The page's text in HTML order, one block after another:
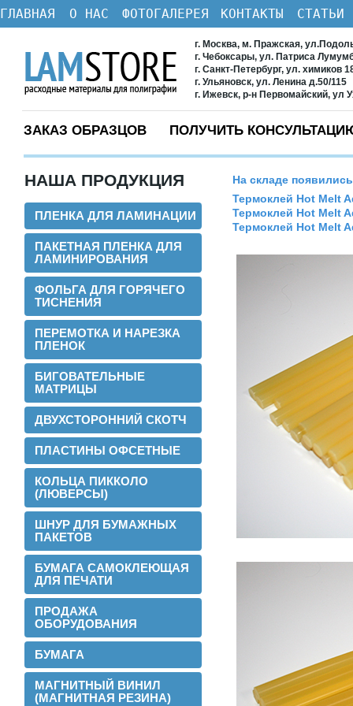
ГЛАВНАЯ О НАС ФОТОГАЛЕРЕЯ КОНТАКТЫ СТАТЬИ
г. Москва, м. Пражская,
г. Чебоксары, ул. Патриса
г. Санкт-Петербург, ул. химиков
г. Ульяновск, ул. Ленина д.50/115
г. Ижевск, р-н Первомайский, ул
ЗАКАЗ ОБРАЗЦОВ ПОЛУЧИТЬ
НАША ПРОДУКЦИЯ
ПЛЕНКА ДЛЯ ЛАМИНАЦИИ
ПАКЕТНАЯ ПЛЕНКА ДЛЯ
ЛАМИНИРОВАНИЯ
ФОЛЬГА ДЛЯ ГОРЯЧЕГО
ТИСНЕНИЯ
ПЕРЕМОТКА И НАРЕЗКА
ПЛЕНОК
БИГОВАТЕЛЬНЫЕ
МАТРИЦЫ
ДВУХСТОРОННИЙ СКОТЧ
ПЛАСТИНЫ ОФСЕТНЫЕ
КОЛЬЦА ПИККОЛО
(ЛЮВЕРСЫ)
ШНУР ДЛЯ БУМАЖНЫХ
ПАКЕТОВ
БУМАГА САМОКЛЕЮЩАЯ
ДЛЯ ПЕЧАТИ
ПРОДАЖА
ОБОРУДОВАНИЯ
БУМАГА
МАГНИТНЫЙ ВИНИЛ
(МАГНИТНАЯ РЕЗИНА)
2016-02-24
Установли перемотчик с 3х дюймов на
1 дюйм
На складе
Термоклей Hot Melt
Термоклей Hot Melt
Термоклей Hot Melt